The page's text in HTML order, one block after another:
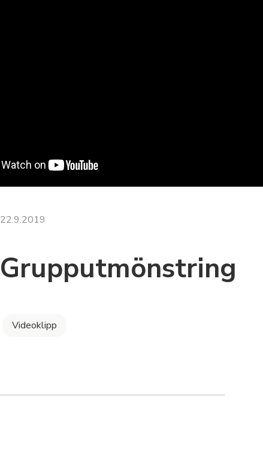
22.9.2019
Grupputmönstring
Videoklipp